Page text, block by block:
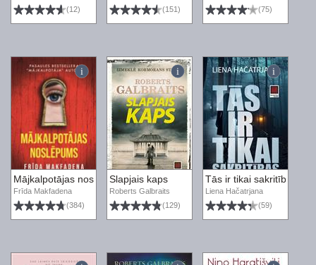
(12)
(151)
(75)
Mājkalpotājas noslēpums
Frīda Makfadena
(384)
Slapjais kaps
Roberts Galbraits
(129)
Tās ir tikai sakritības
Liena Hačatrjana
(59)